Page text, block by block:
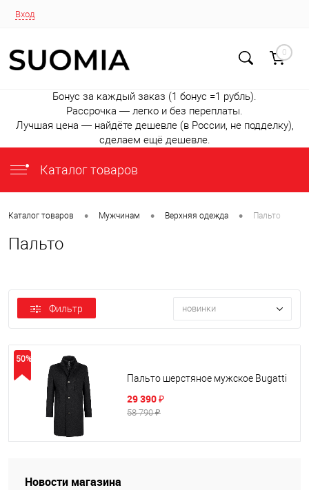
Вход
0
Бонус за каждый заказ (1 бонус =1 рубль).
Рассрочка — легко и без переплаты.
Лучшая цена — найдёте дешевле (в России, не подделку),
сделаем ещё дешевле.
Каталог товаров
Каталог товаров • Мужчинам • Верхняя одежда • Пальто
Пальто
Фильтр новинки
50%
Пальто шерстяное мужское Bugatti
29 390 ₽
58 790 ₽
Новости магазина